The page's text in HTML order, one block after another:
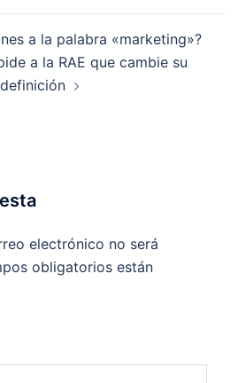
a la palabra «marketing»?
a la RAE que cambie su
definición
electrónico no será
obligatorios están